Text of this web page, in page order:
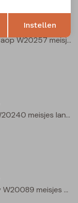
Mesha aop W20257 meisjes t-shirts lange mouw Bruin donker
Stud W20240 meisjes lange broek Denim grey
Beverly W20089 meisjes T-shirt korte mouw Ecru melee
Opslaan
Instellen